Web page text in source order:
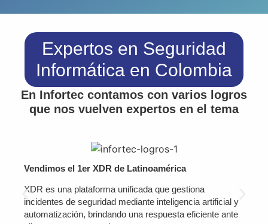
Expertos en Seguridad
Informática en Colombia
En Infortec contamos con varios logros
que nos vuelven expertos en el tema
Vendimos el 1er XDR de Latinoamérica
XDR es una plataforma unificada que gestiona
incidentes de seguridad mediante inteligencia artificial y
automatización, brindando una respuesta eficiente ante